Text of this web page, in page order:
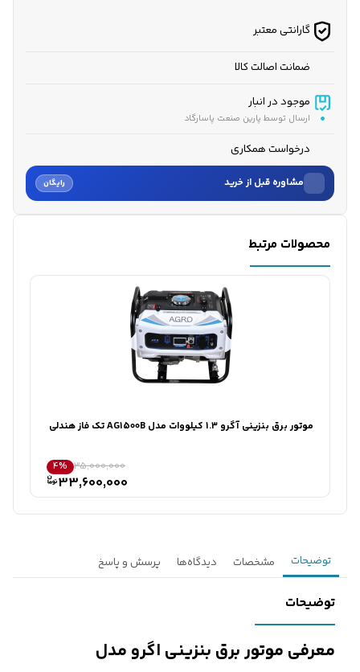
گارانتی معتبر
ضمانت اصالت کالا
موجود در انبار
ارسال توسط پارین صنعت پاسارگاد
درخواست همکاری
مشاوره قبل از خرید رایگان
نام
محصولات مرتبط
موتور برق بنزینی آگرو 1.3 کیلووات مدل AG1500B تک فاز هندلی
35,000,000
4%
33,600,000
توضیحات مشخصات دیدگاه‌ها پرسش و پاسخ
توضیحات
معرفی موتور برق بنزینی اگرو مدل